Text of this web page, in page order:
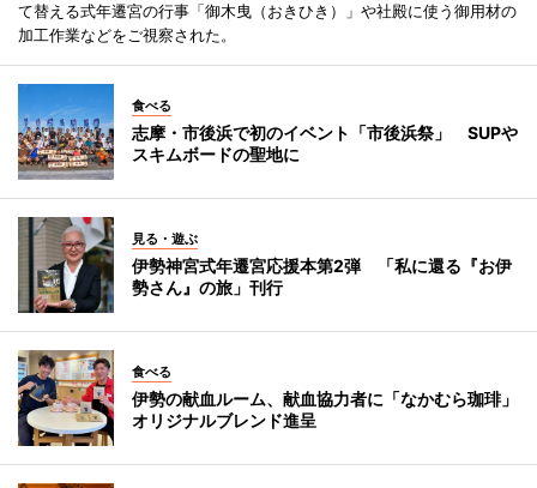
て替える式年遷宮の行事「御木曳（おきひき）」や社殿に使う御用材の
加工作業などをご視察された。
食べる
志摩・市後浜で初のイベント「市後浜祭」 SUPや
スキムボードの聖地に
見る・遊ぶ
伊勢神宮式年遷宮応援本第2弾 「私に還る『お伊
勢さん』の旅」刊行
食べる
伊勢の献血ルーム、献血協力者に「なかむら珈琲」
オリジナルブレンド進呈